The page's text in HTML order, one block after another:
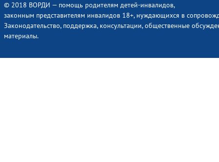
© 2018 ВОРДИ — помощь родителям детей-инвалидов,
законным представителям инвалидов 18+, нуждающихся в
Законодательство, поддержка, консультации, общественные
материалы.